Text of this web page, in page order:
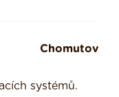
Chomutov
systémů.